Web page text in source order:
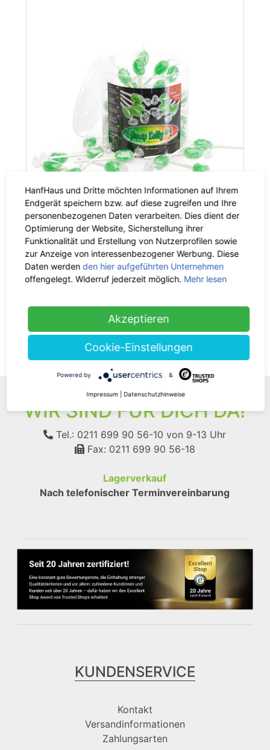
Hanf Lolly grün 80 x11g
28.00 € jetzt 18.20 €
Grundpreis: 20.68 € / 1 kg
-35%
1
WIR SIND FÜR DICH DA!
Tel.: 0211 699 90 56-10 von 9-13 Uhr
Fax: 0211 699 90 56-18
Lagerverkauf
Nach telefonischer Terminvereinbarung
KUNDENSERVICE
Kontakt
Versandinformationen
Zahlungsarten
HanfHaus und Dritte möchten Informationen auf Ihrem
Endgerät speichern bzw. auf diese zugreifen und Ihre
personenbezogenen Daten verarbeiten. Dies dient der
Optimierung der Website, Sicherstellung ihrer
Funktionalität und Erstellung von Nutzerprofilen sowie
zur Anzeige von interessenbezogener Werbung. Diese
Daten werdenden hier aufgeführten Unternehmen
offengelegt. Widerruf jederzeit möglich. Mehr lesen
Akzeptieren
Cookie-Einstellungen
Powered by &
Impressum Datenschutzhinweise